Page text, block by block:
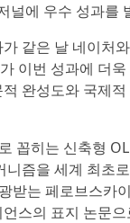
널에 우수 성과를
같은 날 네이처
이번 성과에 더
완성도와 국제
꼽히는 신축형
즘을 세계 최초
받는 페로브스
스의 표지 논문